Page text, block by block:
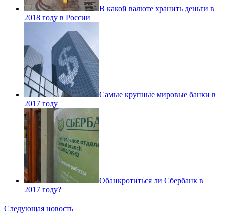
В какой валюте хранить деньги в
2018 году в России
Самые крупные мировые банки в
2017 году
Обанкротиться ли Сбербанк в
2017 году?
Следующая новость